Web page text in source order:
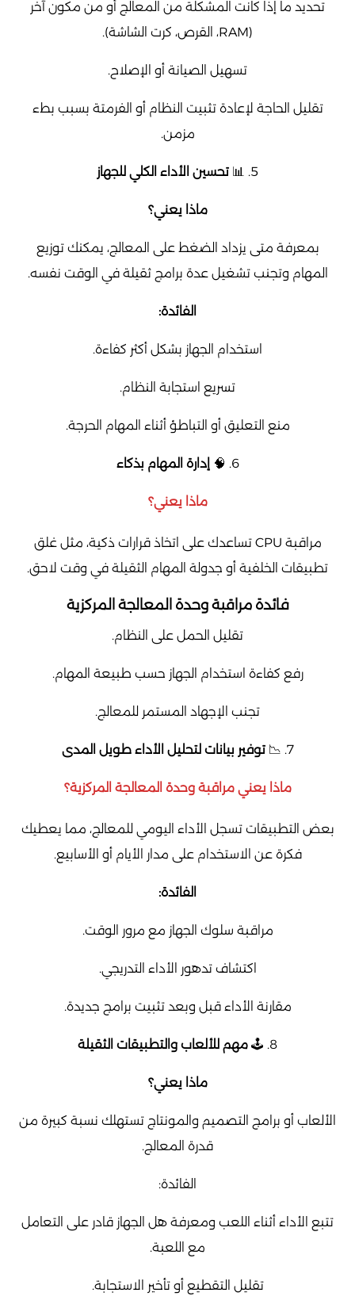
تحديد ما إذا كانت المشكلة من المعالج أو من مكون آخر
(RAM، القرص، كرت الشاشة).
تسهيل الصيانة أو الإصلاح.
تقليل الحاجة لإعادة تثبيت النظام أو الفرمتة بسبب بطء
مزمن.
5. 📊 تحسين الأداء الكلي للجهاز
ماذا يعني؟
بمعرفة متى يزداد الضغط على المعالج، يمكنك توزيع
المهام وتجنب تشغيل عدة برامج ثقيلة في الوقت نفسه.
الفائدة:
استخدام الجهاز بشكل أكثر كفاءة.
تسريع استجابة النظام.
منع التعليق أو التباطؤ أثناء المهام الحرجة.
6. 🧠 إدارة المهام بذكاء
ماذا يعني؟
مراقبة CPU تساعدك على اتخاذ قرارات ذكية، مثل غلق
تطبيقات الخلفية أو جدولة المهام الثقيلة في وقت لاحق.
فائدة مراقبة وحدة المعالجة المركزية
تقليل الحمل على النظام.
رفع كفاءة استخدام الجهاز حسب طبيعة المهام.
تجنب الإجهاد المستمر للمعالج.
7. 📉 توفير بيانات لتحليل الأداء طويل المدى
ماذا يعني مراقبة وحدة المعالجة المركزية؟
بعض التطبيقات تسجل الأداء اليومي للمعالج، مما يعطيك
فكرة عن الاستخدام على مدار الأيام أو الأسابيع.
الفائدة:
مراقبة سلوك الجهاز مع مرور الوقت.
اكتشاف تدهور الأداء التدريجي.
مقارنة الأداء قبل وبعد تثبيت برامج جديدة.
8. 🕹️ مهم للألعاب والتطبيقات الثقيلة
ماذا يعني؟
الألعاب أو برامج التصميم والمونتاج تستهلك نسبة كبيرة من
قدرة المعالج.
الفائدة:
تتبع الأداء أثناء اللعب ومعرفة هل الجهاز قادر على التعامل
مع اللعبة.
تقليل التقطيع أو تأخير الاستجابة.